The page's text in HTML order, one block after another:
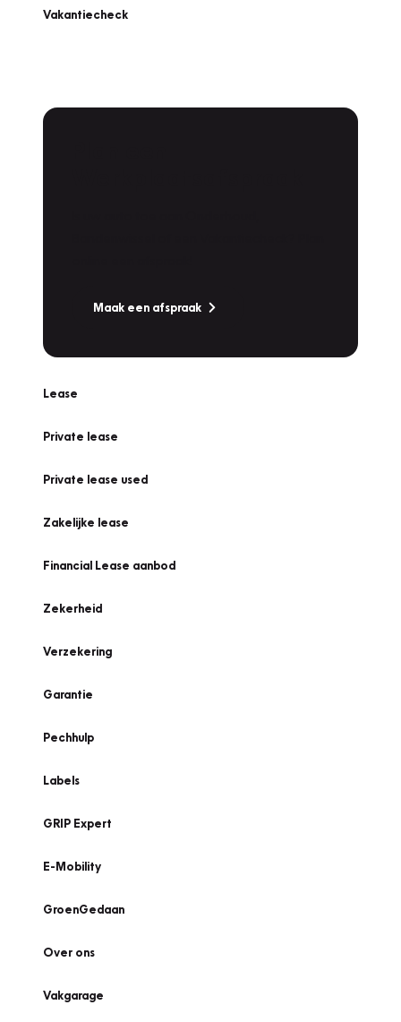
Vakantiecheck
Maak een afspraak
Lease
Private lease
Private lease used
Zakelijke lease
Financial Lease aanbod
Zekerheid
Verzekering
Garantie
Pechhulp
Labels
GRIP Expert
E-Mobility
GroenGedaan
Over ons
Vakgarage